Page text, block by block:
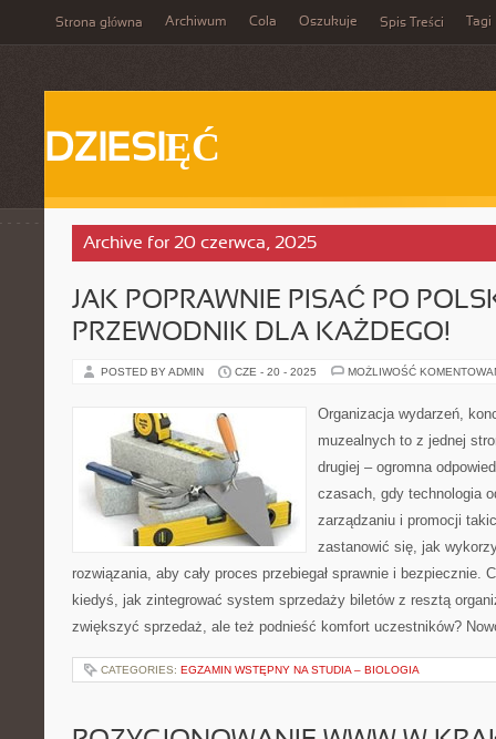
Strona główna Archiwum Cola Oszukuje Spis Treści Tagi
DZIESIĘĆ
Archive for 20 czerwca, 2025
JAK POPRAWNIE PISAĆ PO
PRZEWODNIK DLA KAŻDEGO!
POSTED BY ADMIN CZE - 20 - 2025 MOŻLIWOŚĆ
Organizacja wydarzeń,
muzealnych to z jednej
drugiej – ogromna
czasach, gdy technologia
zarządzaniu i promocji
zastanowić się, jak
rozwiązania, aby cały proces przebiegał sprawnie i bezpiecznie.
kiedyś, jak zintegrować system sprzedaży biletów z resztą
zwiększyć sprzedaż, ale też podnieść komfort uczestników?
CATEGORIES: EGZAMIN WSTĘPNY NA STUDIA – BIOLOGIA